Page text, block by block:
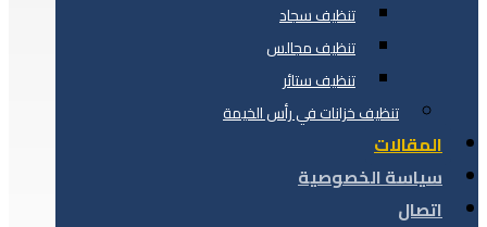
تنظيف سجاد
تنظيف مجالس
تنظيف ستائر
تنظيف خزانات في رأس الخيمة
المقالات
سياسة الخصوصية
اتصال